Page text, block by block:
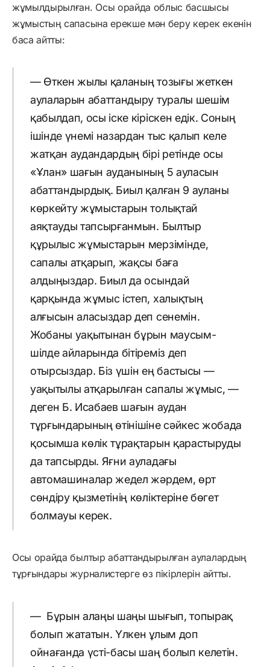
жұмылдырылған. Осы орайда облыс басшысы
жұмыстың сапасына ерекше мән беру керек екенін
баса айтты:
— Өткен жылы қаланың тозығы жеткен
аулаларын абаттандыру туралы шешім
қабылдап, осы іске кіріскен едік. Соның
ішінде үнемі назардан тыс қалып келе
жатқан аудандардың бірі ретінде осы
«Ұлан» шағын ауданының 5 ауласын
абаттандырдық. Биыл қалған 9 ауланы
көркейту жұмыстарын толықтай
аяқтауды тапсырғанмын. Былтыр
құрылыс жұмыстарын мерзімінде,
сапалы атқарып, жақсы баға
алдыңыздар. Биыл да осындай
қарқында жұмыс істеп, халықтың
алғысын аласыздар деп сенемін.
Жобаны уақытынан бұрын маусым-
шілде айларында бітіреміз деп
отырсыздар. Біз үшін ең бастысы —
уақытылы атқарылған сапалы жұмыс, —
деген Б. Исабаев шағын аудан
тұрғындарының өтінішіне сәйкес жобада
қосымша көлік тұрақтарын қарастыруды
да тапсырды. Яғни ауладағы
автомашиналар жедел жәрдем, өрт
сөндіру қызметінің көліктеріне бөгет
болмауы керек.
Осы орайда былтыр абаттандырылған аулалардың
тұрғындары журналистерге өз пікірлерін айтты.
— Бұрын алаңы шаңы шығып, топырақ
болып жататын. Үлкен ұлым доп
ойнағанда үсті-басы шаң болып келетін.